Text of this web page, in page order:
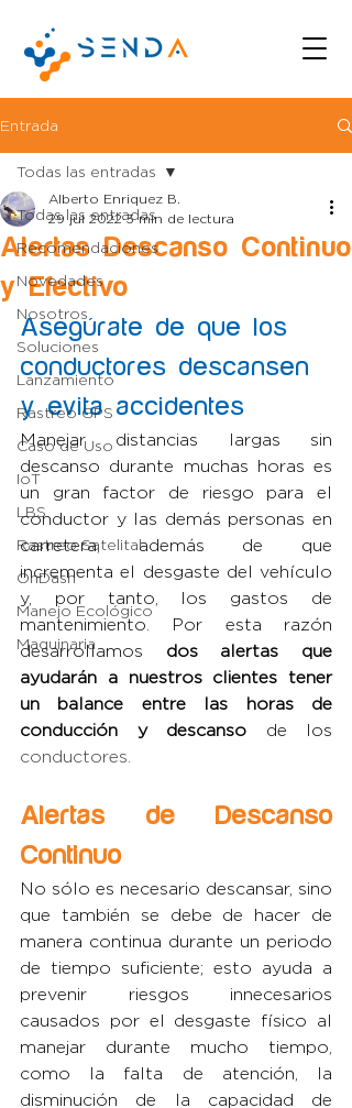
Entrada
Todas las entradas
Recomendaciones
Novedades
Nosotros
Soluciones
Lanzamiento
Rastreo GPS
Caso de Uso
IoT
LBS
Rastreo Satelital
OnDash
Manejo Ecológico
Maquinaria
Todas las entradas
Alertas Descanso Continuo
y Efectivo
Alberto Enriquez B.
29 jul 2022 3 min de lectura
Asegúrate de que los
conductores descansen
y evita accidentes
Manejar distancias largas sin
descanso durante muchas horas es
un gran factor de riesgo para el
conductor y las demás personas en
carretera, además de que
incrementa el desgaste del vehículo
y, por tanto, los gastos de
mantenimiento. Por esta razón
desarrollamos dos alertas que
ayudarán a nuestros clientes tener
un balance entre las horas de
conducción y descanso
conductores.
Alertas de Descanso
Continuo
No sólo es necesario descansar, sino
que también se debe de hacer de
manera continua durante un periodo
de tiempo suficiente; esto ayuda a
prevenir riesgos innecesarios
causados por el desgaste físico al
manejar durante mucho tiempo,
como la falta de atención, la
disminución de la capacidad de